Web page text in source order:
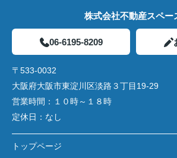
株式会社不動産スペー
06-6195-8209
〒533-0032
大阪府大阪市東淀川区淡路３丁目19-29
営業時間： １０時～１８時
定休日： なし
トップページ